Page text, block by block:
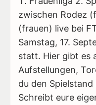
zwischen Rodez
(frauen) live bei
Samstag, 17.
statt. Hier gibt es
Aufstellungen,
du den
Schreibt eure